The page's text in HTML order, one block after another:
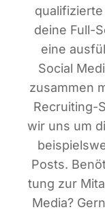
dei­ne Full-
eine
Social
zusam­men
Recrui­ting-
wir uns um
Posts.
tung zur
Media?